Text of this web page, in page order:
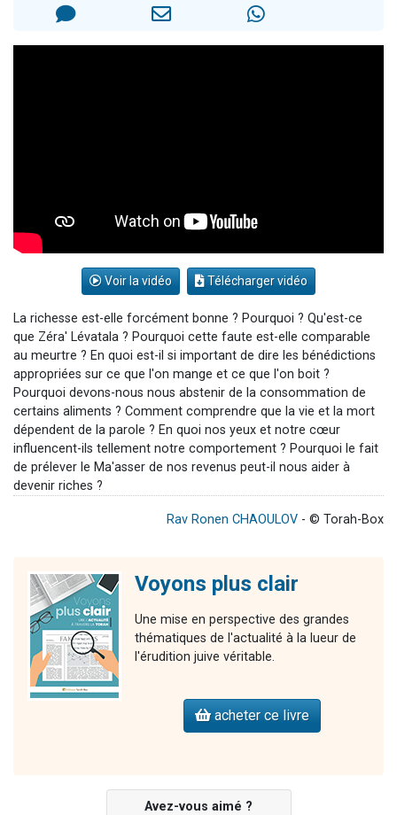
Voir la vidéo Télécharger vidéo
La richesse est-elle forcément bonne ? Pourquoi ? Qu'est-ce
que Zéra' Lévatala ? Pourquoi cette faute est-elle comparable
au meurtre ? En quoi est-il si important de dire les bénédictions
appropriées sur ce que l'on mange et ce que l'on boit ?
Pourquoi devons-nous nous abstenir de la consommation de
certains aliments ? Comment comprendre que la vie et la mort
dépendent de la parole ? En quoi nos yeux et notre cœur
influencent-ils tellement notre comportement ? Pourquoi le fait
de prélever le Ma'asser de nos revenus peut-il nous aider à
devenir riches ?
Rav Ronen CHAOULOV - © Torah-Box
Voyons plus clair
Une mise en perspective des grandes
thématiques de l'actualité à la lueur de
l'érudition juive véritable.
acheter ce livre
Avez-vous aimé ?